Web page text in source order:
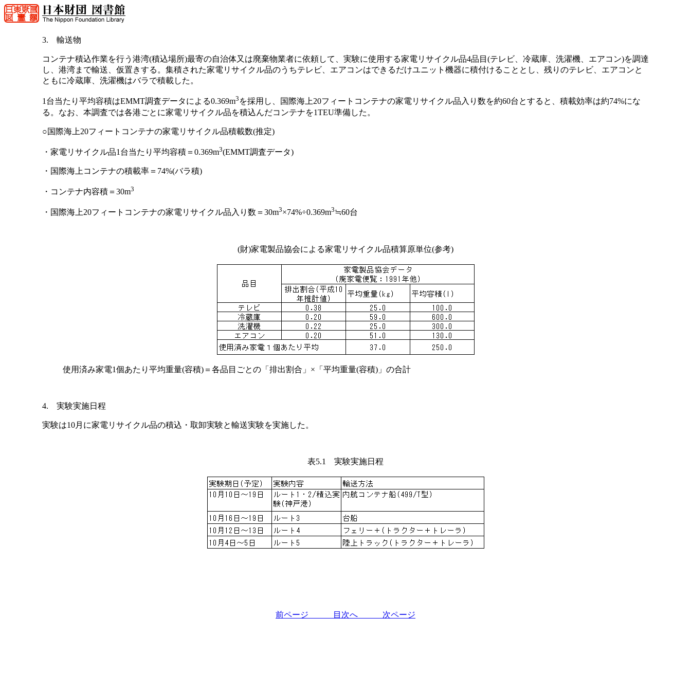
3. 輸送物
コンテナ積込作業を行う港湾(積込場所)最寄の自治体又は廃棄物業者に依頼して、実験に使用する家電リサイクル品4品目(テレビ、冷蔵庫、洗濯機、エアコン)を調達
し、港湾まで輸送、仮置きする。集積された家電リサイクル品のうちテレビ、エアコンはできるだけユニット機器に積付けることとし、残りのテレビ、エアコンと
ともに冷蔵庫、洗濯機はバラで積載した。
1台当たり平均容積はEMMT調査データによる0.369m3 を採用し、国際海上20フィートコンテナの家電リサイクル品入り数を約60台とすると、積載効率は約74%にな
る。なお、本調査では各港ごとに家電リサイクル品を積込んだコンテナを1TEU準備した。
○国際海上20フィートコンテナの家電リサイクル品積載数(推定)
・家電リサイクル品1台当たり平均容積＝0.369m3(EMMT調査データ)
・国際海上コンテナの積載率＝74%(バラ積)
・コンテナ内容積＝30m3
・国際海上20フィートコンテナの家電リサイクル品入り数＝30m3×74%÷0.369m3≒60台
(財)家電製品協会による家電リサイクル品積算原単位(参考)
使用済み家電1個あたり平均重量(容積)＝各品目ごとの「排出割合」×「平均重量(容積)」の合計
4. 実験実施日程
実験は10月に家電リサイクル品の積込・取卸実験と輸送実験を実施した。
表5.1 実験実施日程
前ページ 目次へ 次ページ